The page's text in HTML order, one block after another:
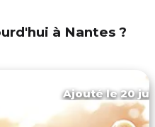
à Nantes ?
Ajouté le 20